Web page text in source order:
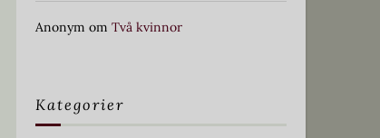
Anonym omTvå kvinnor
Kategorier